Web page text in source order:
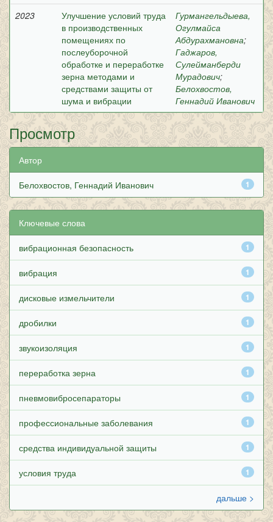
2023
Улучшение условий труда
в производственных
помещениях по
послеуборочной
обработке и переработке
зерна методами и
средствами защиты от
шума и вибрации
Гурмангельдыева,
Огулмайса
Абдурахмановна;
Гаджаров,
Сулейманберди
Мурадович;
Белохвостов,
Геннадий Иванович
Просмотр
Автор
1
Белохвостов, Геннадий Иванович
Ключевые слова
1
вибрационная безопасность
1
вибрация
1
дисковые измельчители
1
дробилки
1
звукоизоляция
1
переработка зерна
1
пневмовибросепараторы
1
профессиональные заболевания
1
средства индивидуальной защиты
1
условия труда
дальше >